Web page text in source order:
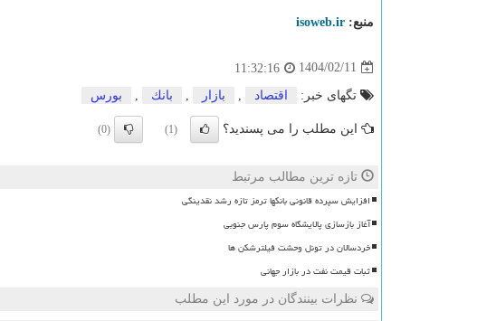
منبع: isoweb.ir
1404/02/11
11:32:16
تگهای خبر: اقتصاد بازار بانك بورس
این مطلب را می پسندید؟ (1)
(0)
تازه ترین مطالب مرتبط
افزایش سپرده قانونی بانکها ترمز تازه رشد نقدینگی
آغاز بازسازی پالایشگاه سوم پارس جنوبی
خردسالان در تونل وحشت فیلترشکن ها
ثبات قیمت نفت در بازار جهانی
نظرات بینندگان در مورد این مطلب